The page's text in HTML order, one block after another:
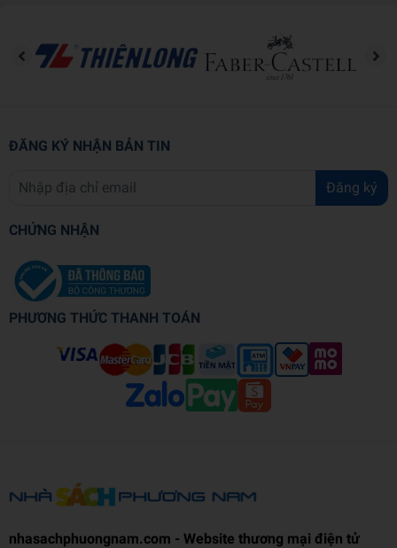
Lòng mẹ bao la: Vì con là duy nhất
Lòng mẹ bao la: Mình mãi bên nhau
ĐĂNG KÝ NHẬN BẢN TIN
Đăng ký
CHỨNG NHẬN
PHƯƠNG THỨC THANH TOÁN
nhasachphuongnam.com - Website thương mại điện tử